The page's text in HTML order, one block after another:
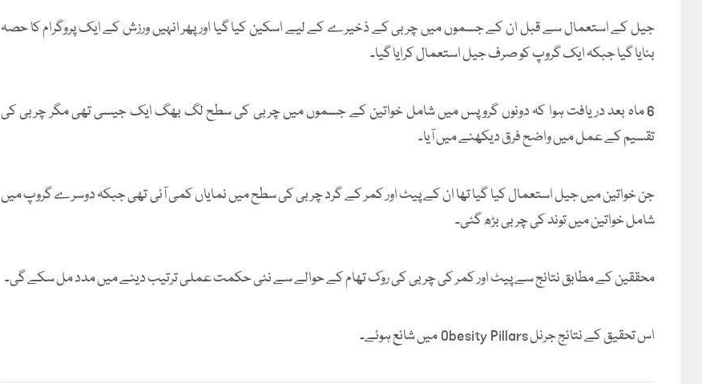
جیل کے استعمال سے قبل ان کے جسموں میں چربی کے ذخیرے کے لیے اسکین کیا گیا اور پھر انہیں ورزش کے ایک پروگرام کا حصہ
بنایا گیا جبکہ ایک گروپ کو صرف جیل استعمال کرایا گیا۔
6 ماہ بعد دریافت ہوا کہ دونوں گروپس میں شامل خواتین کے جسموں میں چربی کی سطح لگ بھگ ایک جیسی تھی مگر چربی کی
تقسیم کے عمل میں واضح فرق دیکھنے میں آیا۔
جن خواتین میں جیل استعمال کیا گیا تھا ان کے پیٹ اور کمر کے گرد چربی کی سطح میں نمایاں کمی آئی تھی جبکہ دوسرے گروپ میں
شامل خواتین میں توند کی چربی بڑھ گئی۔
محققین کے مطابق نتائج سے پیٹ اور کمر کی چربی کی روک تھام کے حوالے سے نئی حکمت عملی ترتیب دینے میں مدد مل سکے گی۔
اس تحقیق کے نتائج جرنل Obesity Pillars میں شائع ہوئے۔